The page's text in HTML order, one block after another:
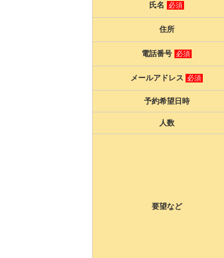
氏名 必須
住所
電話番号 必須
メールアドレス 必須
予約希望日時
人数
要望など